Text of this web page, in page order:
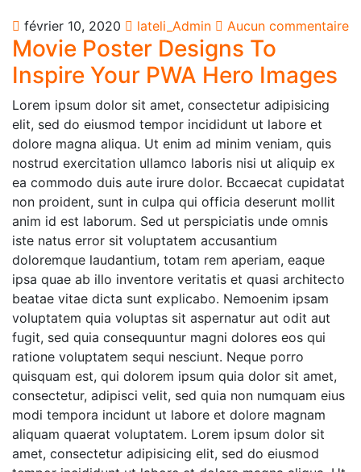
février 10, 2020 lateli_Admin Aucun commentaire
Movie Poster Designs To
Inspire Your PWA Hero Images
Lorem ipsum dolor sit amet, consectetur adipisicing
elit, sed do eiusmod tempor incididunt ut labore et
dolore magna aliqua. Ut enim ad minim veniam, quis
nostrud exercitation ullamco laboris nisi ut aliquip ex
ea commodo duis aute irure dolor. Bccaecat cupidatat
non proident, sunt in culpa qui officia deserunt mollit
anim id est laborum. Sed ut perspiciatis unde omnis
iste natus error sit voluptatem accusantium
doloremque laudantium, totam rem aperiam, eaque
ipsa quae ab illo inventore veritatis et quasi architecto
beatae vitae dicta sunt explicabo. Nemoenim ipsam
voluptatem quia voluptas sit aspernatur aut odit aut
fugit, sed quia consequuntur magni dolores eos qui
ratione voluptatem sequi nesciunt. Neque porro
quisquam est, qui dolorem ipsum quia dolor sit amet,
consectetur, adipisci velit, sed quia non numquam eius
modi tempora incidunt ut labore et dolore magnam
aliquam quaerat voluptatem. Lorem ipsum dolor sit
amet, consectetur adipisicing elit, sed do eiusmod